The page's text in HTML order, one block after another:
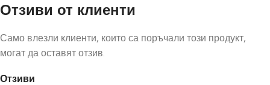
Отзиви от клиенти
Отзиви
Само влезли клиенти, които са поръчали този продукт,
могат да оставят отзив.